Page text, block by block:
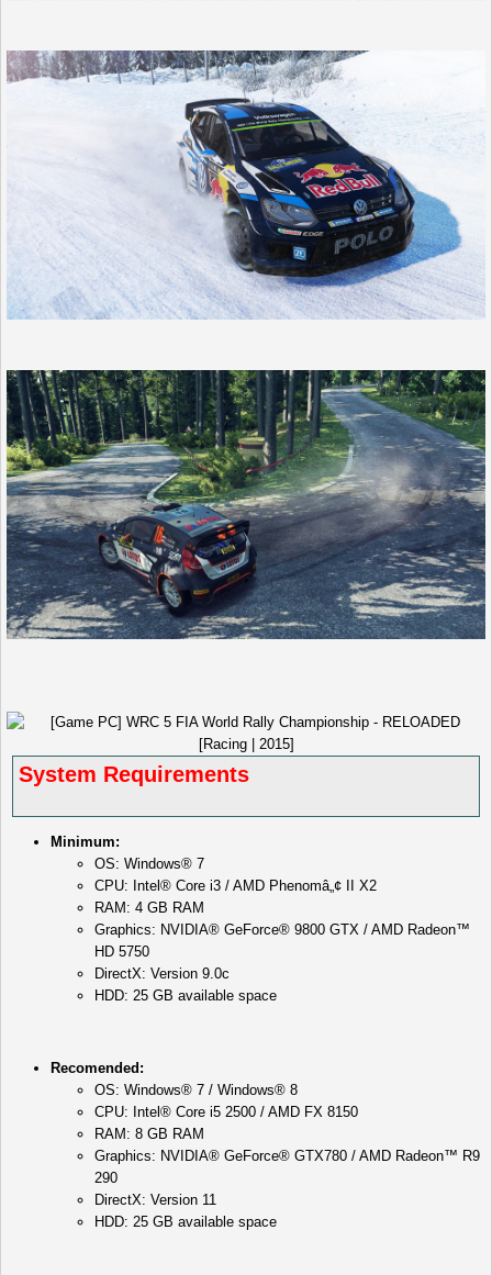
System Requirements
Minimum:
OS: Windows® 7
CPU: Intel® Core i3 / AMD Phenomâ„¢ II X2
RAM: 4 GB RAM
Graphics: NVIDIA® GeForce® 9800 GTX / AMD Radeon™
HD 5750
DirectX: Version 9.0c
HDD: 25 GB available space
Recomended:
OS: Windows® 7 / Windows® 8
CPU: Intel® Core i5 2500 / AMD FX 8150
RAM: 8 GB RAM
Graphics: NVIDIA® GeForce® GTX780 / AMD Radeon™ R9
290
DirectX: Version 11
HDD: 25 GB available space